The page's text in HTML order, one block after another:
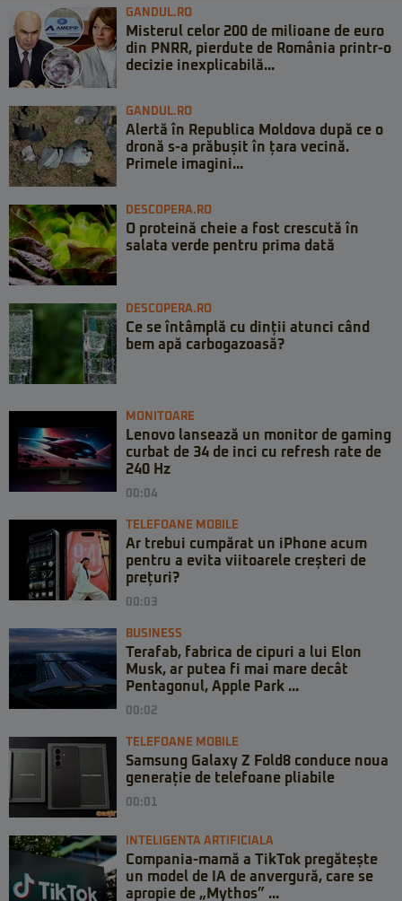
GANDUL.RO
Misterul celor 200 de milioane de euro
din PNRR, pierdute de România printr-o
decizie inexplicabilă...
GANDUL.RO
Alertă în Republica Moldova după ce o
dronă s-a prăbușit în țara vecină.
Primele imagini...
DESCOPERA.RO
O proteină cheie a fost crescută în
salata verde pentru prima dată
DESCOPERA.RO
Ce se întâmplă cu dinții atunci când
bem apă carbogazoasă?
MONITOARE
Lenovo lansează un monitor de gaming
curbat de 34 de inci cu refresh rate de
240 Hz
00:04
TELEFOANE MOBILE
Ar trebui cumpărat un iPhone acum
pentru a evita viitoarele creșteri de
prețuri?
00:03
BUSINESS
Terafab, fabrica de cipuri a lui Elon
Musk, ar putea fi mai mare decât
Pentagonul, Apple Park ...
00:02
TELEFOANE MOBILE
Samsung Galaxy Z Fold8 conduce noua
generație de telefoane pliabile
00:01
INTELIGENTA ARTIFICIALA
Compania-mamă a TikTok pregătește
un model de IA de anvergură, care se
apropie de „Mythos” ...